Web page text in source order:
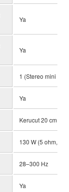
Ya
Ya
1 (Stereo mini 3,5
Ya
Kerucut 20 cm (8”)
130 W (5 ohm,
28–300 Hz
Ya